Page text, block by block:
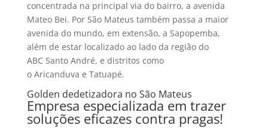
concentrada na principal via do bairro, a avenida
Mateo Bei. Por São Mateus também passa a maior
avenida do mundo, em extensão, a Sapopemba,
além de estar localizado ao lado da região do
ABC Santo André, e distritos como
o Aricanduva e Tatuapé.
Golden dedetizadora no São Mateus
Empresa especializada em trazer
soluções eficazes contra pragas!